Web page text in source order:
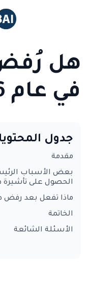
في عام 2026
جدول
مقدمة
بعض الأسباب
الحصول على تأشيرة
ماذا تفعل بعد رفض
الخاتمة
الأسئلة الشائعة